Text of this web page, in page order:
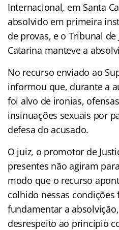
Internacional, em Santa
absolvido em primeira
de provas, e o Tribunal de
Catarina manteve a
No recurso enviado ao
informou que, durante a
foi alvo de ironias,
insinuações sexuais por
defesa do acusado.
O juiz, o promotor de
presentes não agiram
modo que o recurso
colhido nessas
fundamentar a
desrespeito ao princípio